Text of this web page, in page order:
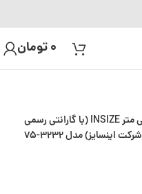
0تومان
میکرومتر فک تیغه ای 75-50 میلی متر INSIZE (با گارانتی رسمی
شرکت اینسایز) مدل 3232-75